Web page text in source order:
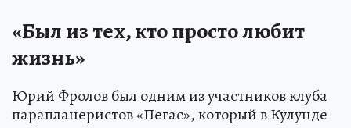
«Был из тех, кто просто любит
жизнь»
Юрий Фролов был одним из участников клуба
парапланеристов «Пегас», который в Кулунде